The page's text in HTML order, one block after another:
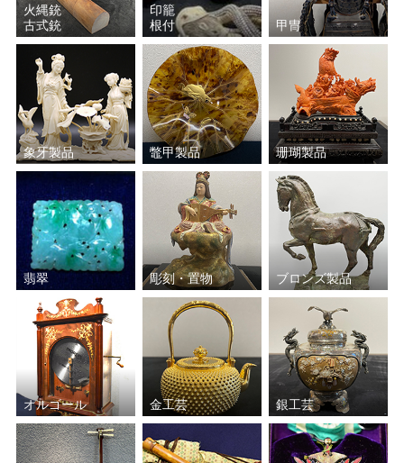
火縄銃
古式銃
印籠
根付
甲冑
象牙製品 鼈甲製品 珊瑚製品
翡翠 彫刻・置物 ブロンズ製品
オルゴール 金工芸 銀工芸